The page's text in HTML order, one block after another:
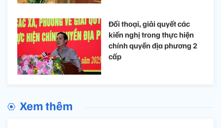
Đối thoại, giải quyết các
kiến nghị trong thực hiện
chính quyền địa phương 2
cấp
Xem thêm